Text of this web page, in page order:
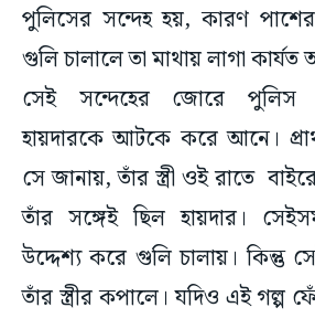
পুলিসের সন্দেহ হয়, কারণ
গুলি চালালে তা মাথায় লাগা কার্যত
সেই সন্দেহের জোরে পুলিস
হায়দারকে আটকে করে আনে।
সে জানায়, তাঁর স্ত্রী ওই রাতে
তাঁর সঙ্গেই ছিল হায়দার।
উদ্দেশ্য করে গুলি চালায়। কিন্তু
তাঁর স্ত্রীর কপালে। যদিও এই গল্প